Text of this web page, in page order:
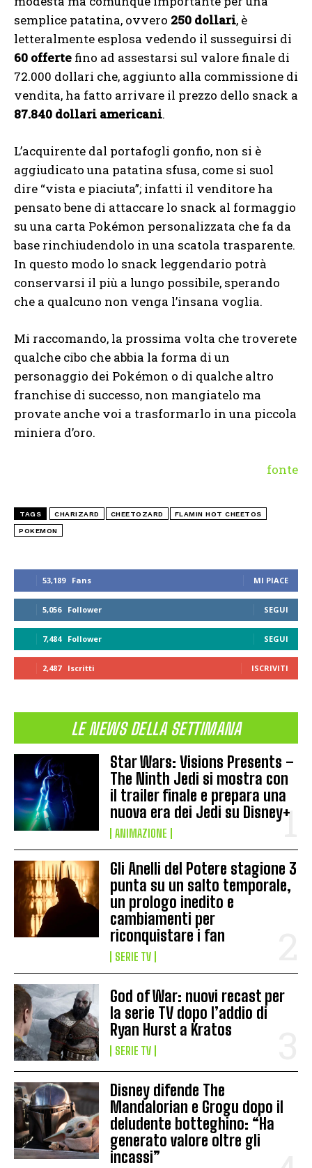
53,189 Fans MI PIACE
5,056 Follower SEGUI
7,484 Follower SEGUI
2,487 Iscritti ISCRIVITI
LE NEWS DELLA SETTIMANA
Star Wars: Visions Presents –
The Ninth Jedi si mostra con
il trailer finale e prepara una
nuova era dei Jedi su Disney+
ANIMAZIONE
Gli Anelli del Potere stagione 3
punta su un salto temporale,
un prologo inedito e
cambiamenti per
riconquistare i fan
SERIE TV
God of War: nuovi recast per
la serie TV dopo l’addio di
Ryan Hurst a Kratos
SERIE TV
Disney difende The
Mandalorian e Grogu dopo il
deludente botteghino: “Ha
generato valore oltre gli
incassi”
semplice patatina, ovvero 250 dollari, è
letteralmente esplosa vedendo il susseguirsi di
60 offerte fino ad assestarsi sul valore finale di
72.000 dollari che, aggiunto alla commissione di
vendita, ha fatto arrivare il prezzo dello snack a
87.840 dollari americani.
L’acquirente dal portafogli gonfio, non si è
aggiudicato una patatina sfusa, come si suol
dire “vista e piaciuta”; infatti il venditore ha
pensato bene di attaccare lo snack al formaggio
su una carta Pokémon personalizzata che fa da
base rinchiudendolo in una scatola trasparente.
In questo modo lo snack leggendario potrà
conservarsi il più a lungo possibile, sperando
che a qualcuno non venga l’insana voglia.
Mi raccomando, la prossima volta che troverete
qualche cibo che abbia la forma di un
personaggio dei Pokémon o di qualche altro
franchise di successo, non mangiatelo ma
provate anche voi a trasformarlo in una piccola
miniera d’oro.
fonte
TAGS CHARIZARD CHEETOZARD FLAMIN HOT CHEETOS
POKEMON